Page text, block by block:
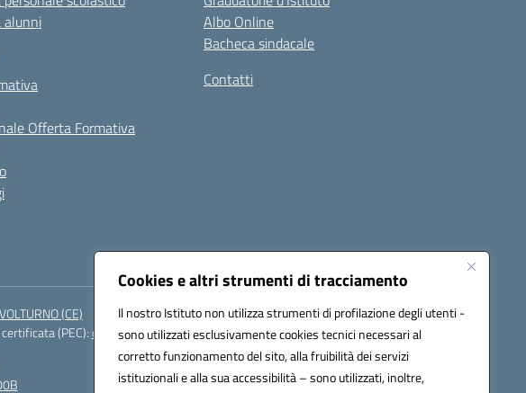
Cookies e altri strumenti di tracciamento
Il nostro Istituto non utilizza strumenti di profilazione degli utenti -
sono utilizzati esclusivamente cookies tecnici necessari al
corretto funzionamento del sito, alla fruibilità dei servizi
istituzionali e alla sua accessibilità – sono utilizzati, inoltre,
alunni
Offerta Formativa
Albo Online
Bacheca sindacale
Contatti
(CE)
(PEC):ceic85400b@pec.istruzione.it